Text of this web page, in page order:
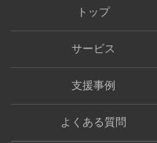
トップ
サービス
支援事例
よくある質問